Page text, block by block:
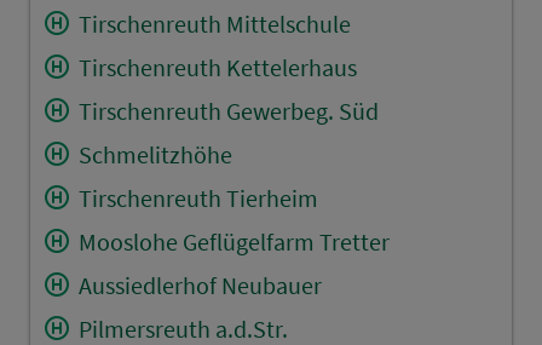
Tirschenreuth Mittelschule
Tirschenreuth Kettelerhaus
Tirschenreuth Gewerbeg. Süd
Schmelitzhöhe
Tirschenreuth Tierheim
Mooslohe Geflügelfarm Tretter
Aussiedlerhof Neubauer
Pilmersreuth a.d.Str.